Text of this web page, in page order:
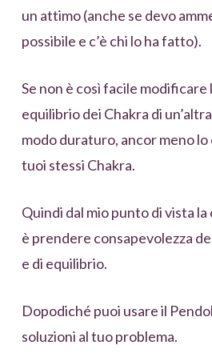
un attimo (anche se devo
possibile e c’è chi lo ha fatto).
Se non è così facile modificare
equilibrio dei Chakra di
modo duraturo, ancor meno lo
tuoi stessi Chakra.
Quindi dal mio punto di vista
è prendere consapevolezza
e di equilibrio.
Dopodiché puoi usare il
soluzioni al tuo problema.